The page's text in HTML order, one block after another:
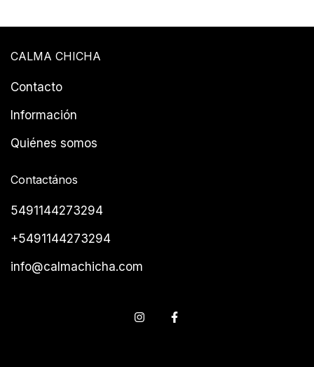
CALMA CHICHA
Contacto
Información
Quiénes somos
Contactános
5491144273294
+5491144273294
info@calmachicha.com